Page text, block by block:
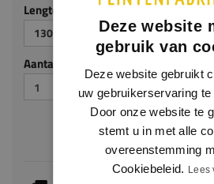
Lengte (mm)
130
Aantal stuks
Deze website
gebruik van
Deze website gebruikt
uw gebruikerservaring
Door onze website te
stemt u in met alle
overeenstemming
Cookiebeleid. Lees